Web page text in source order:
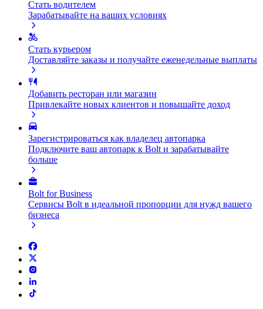
Стать водителем
Зарабатывайте на ваших условиях
Стать курьером
Доставляйте заказы и получайте еженедельные выплаты
Добавить ресторан или магазин
Привлекайте новых клиентов и повышайте доход
Зарегистрироваться как владелец автопарка
Подключите ваш автопарк к Bolt и зарабатывайте
больше
Bolt for Business
Сервисы Bolt в идеальной пропорции для нужд вашего
бизнеса